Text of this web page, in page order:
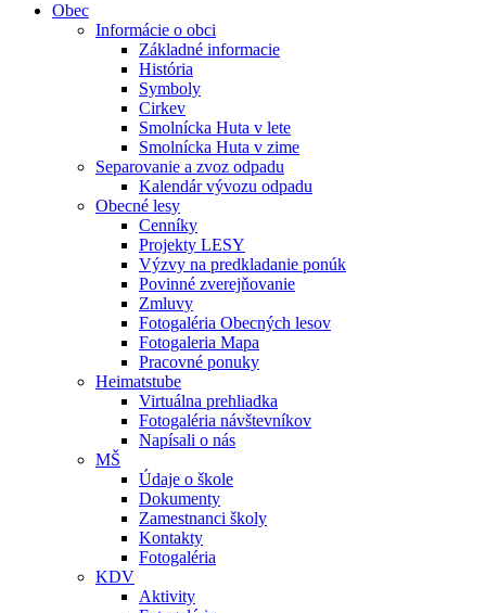
Obec
Informácie o obci
Základné informacie
História
Symboly
Cirkev
Smolnícka Huta v lete
Smolnícka Huta v zime
Separovanie a zvoz odpadu
Kalendár vývozu odpadu
Obecné lesy
Cenníky
Projekty LESY
Výzvy na predkladanie ponúk
Povinné zverejňovanie
Zmluvy
Fotogaléria Obecných lesov
Fotogaleria Mapa
Pracovné ponuky
Heimatstube
Virtuálna prehliadka
Fotogaléria návštevníkov
Napísali o nás
MŠ
Údaje o škole
Dokumenty
Zamestnanci školy
Kontakty
Fotogaléria
KDV
Aktivity